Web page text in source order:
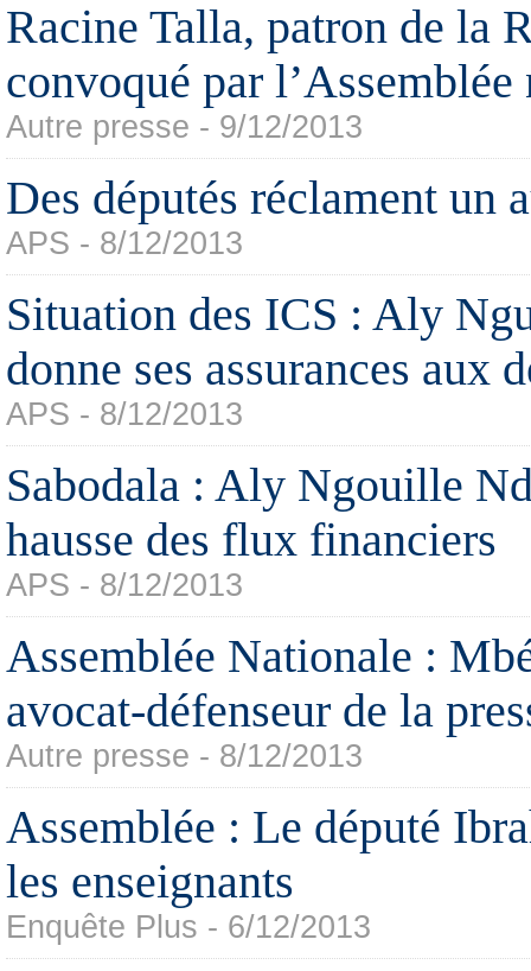
Racine Talla, patron de la
convoqué par l’Assemblée
Autre presse - 9/12/2013
Des députés réclament un
APS - 8/12/2013
Situation des ICS : Aly
donne ses assurances aux
APS - 8/12/2013
Sabodala : Aly Ngouille
hausse des flux financiers
APS - 8/12/2013
Assemblée Nationale :
avocat-défenseur de la
Autre presse - 8/12/2013
Assemblée : Le député
les enseignants
Enquête Plus - 6/12/2013